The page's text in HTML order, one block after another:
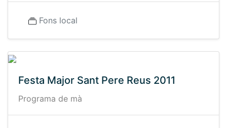
Fons local
Festa Major Sant Pere Reus 2011
Programa de mà